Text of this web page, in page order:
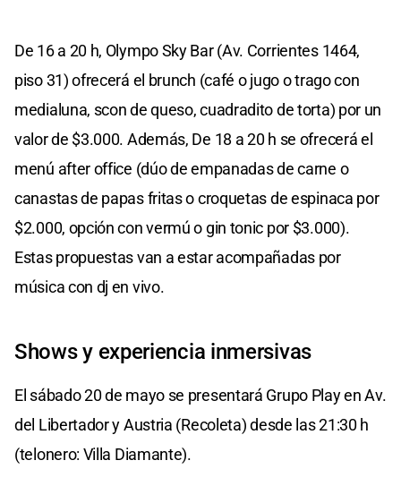
De 16 a 20 h, Olympo Sky Bar (Av. Corrientes 1464,
piso 31) ofrecerá el brunch (café o jugo o trago con
medialuna, scon de queso, cuadradito de torta) por un
valor de $3.000. Además, De 18 a 20 h se ofrecerá el
menú after office (dúo de empanadas de carne o
canastas de papas fritas o croquetas de espinaca por
$2.000, opción con vermú o gin tonic por $3.000).
Estas propuestas van a estar acompañadas por
música con dj en vivo.
Shows y experiencia inmersivas
El sábado 20 de mayo se presentará Grupo Play en Av.
del Libertador y Austria (Recoleta) desde las 21:30 h
(telonero: Villa Diamante).